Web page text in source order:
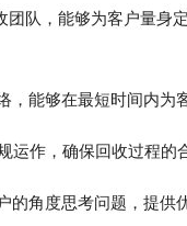
队，能够为客户量身
能够在最短时间内为
作，确保回收过程的
角度思考问题，提供